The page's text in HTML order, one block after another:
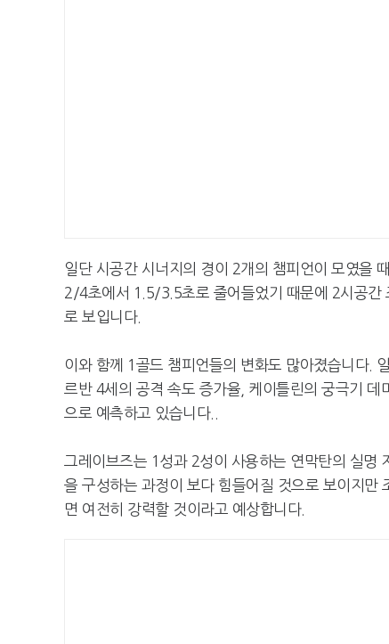
일단 시공간 시너지의 경이 2개의 챔피언이 모였을
2/4초에서 1.5/3.5초로 줄어들었기 때문에 2시공간
로 보입니다.
이와 함께 1골드 챔피언들의 변화도 많아졌습니다.
르반 4세의 공격 속도 증가율, 케이틀린의 궁극기
으로 예측하고 있습니다..
그레이브즈는 1성과 2성이 사용하는 연막탄의 실
을 구성하는 과정이 보다 힘들어질 것으로 보이지만
면 여전히 강력할 것이라고 예상합니다.